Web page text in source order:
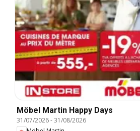
Möbel Martin Happy Days
31/07/2026-31/08/2026